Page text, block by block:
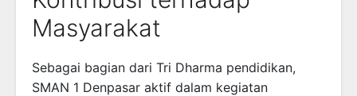
Masyarakat
Sebagai bagian dari Tri Dharma pendidikan,
SMAN 1 Denpasar aktif dalam kegiatan